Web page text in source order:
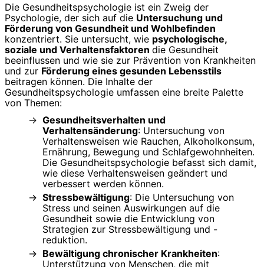
Die Gesundheitspsychologie ist ein Zweig der
Psychologie, der sich auf die Untersuchung und
Förderung von Gesundheit und Wohlbefinden
konzentriert. Sie untersucht, wie psychologische,
soziale und Verhaltensfaktoren die Gesundheit
beeinflussen und wie sie zur Prävention von Krankheiten
und zur Förderung eines gesunden Lebensstils
beitragen können. Die Inhalte der
Gesundheitspsychologie umfassen eine breite Palette
von Themen:
Gesundheitsverhalten und
Verhaltensänderung: Untersuchung von
Verhaltensweisen wie Rauchen, Alkoholkonsum,
Ernährung, Bewegung und Schlafgewohnheiten.
Die Gesundheitspsychologie befasst sich damit,
wie diese Verhaltensweisen geändert und
verbessert werden können.
Stressbewältigung: Die Untersuchung von
Stress und seinen Auswirkungen auf die
Gesundheit sowie die Entwicklung von
Strategien zur Stressbewältigung und -
reduktion.
Bewältigung chronischer Krankheiten:
Unterstützung von Menschen, die mit